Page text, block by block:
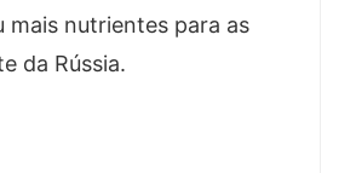
mais nutrientes para as
da Rússia.